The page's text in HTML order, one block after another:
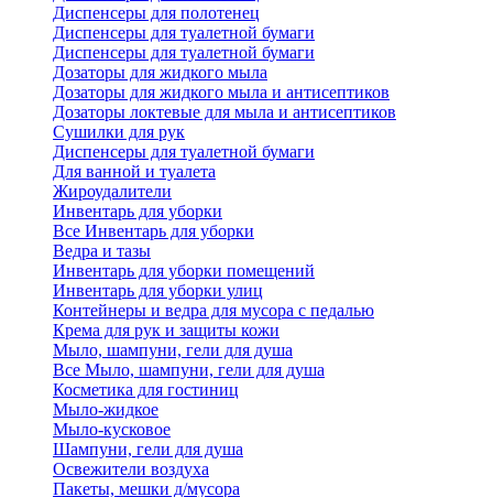
Диспенсеры для полотенец
Диспенсеры для туалетной бумаги
Диспенсеры для туалетной бумаги
Дозаторы для жидкого мыла
Дозаторы для жидкого мыла и антисептиков
Дозаторы локтевые для мыла и антисептиков
Сушилки для рук
Диспенсеры для туалетной бумаги
Для ванной и туалета
Жироудалители
Инвентарь для уборки
Все Инвентарь для уборки
Ведра и тазы
Инвентарь для уборки помещений
Инвентарь для уборки улиц
Контейнеры и ведра для мусора с педалью
Крема для рук и защиты кожи
Мыло, шампуни, гели для душа
Все Мыло, шампуни, гели для душа
Косметика для гостиниц
Мыло-жидкое
Мыло-кусковое
Шампуни, гели для душа
Освежители воздуха
Пакеты, мешки д/мусора